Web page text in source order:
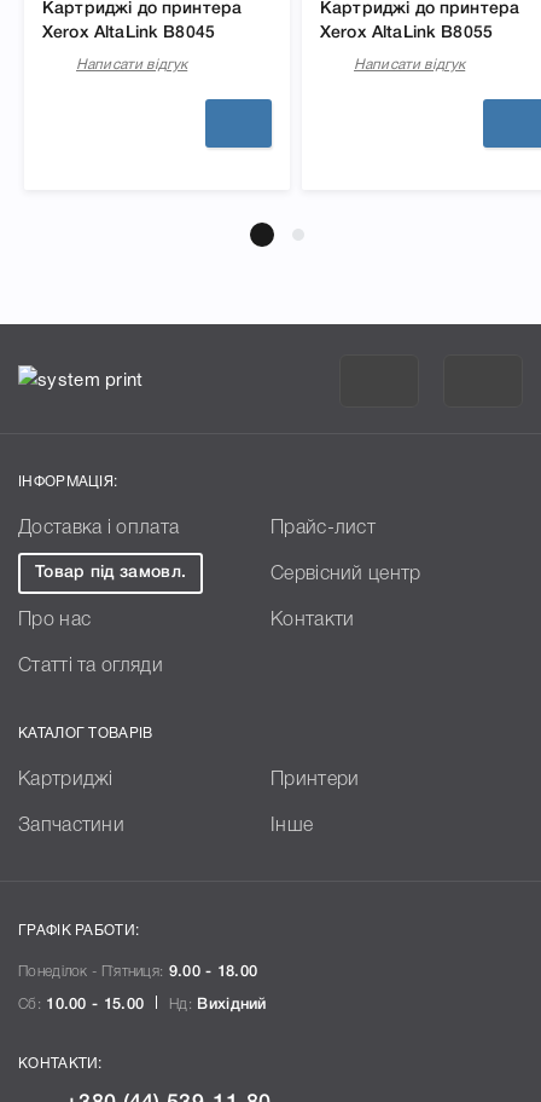
Картриджі до принтера
Xerox AltaLink B8045
Написати відгук
Картриджі до принтера
Xerox AltaLink B8055
Написати відгук
ІНФОРМАЦІЯ:
Доставка і оплата Прайс-лист
Товар під замовл. Сервісний центр
Про нас Контакти
Статті та огляди
КАТАЛОГ ТОВАРІВ
Картриджі Принтери
Запчастини Інше
ГРАФІК РАБОТИ:
Понеділок - П`ятниця: 9.00 - 18.00
Сб: 10.00 - 15.00 Нд: Вихідний
КОНТАКТИ: